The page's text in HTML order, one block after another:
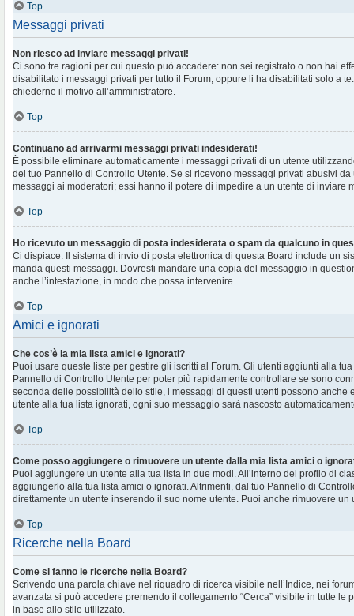
Top
Messaggi privati
Non riesco ad inviare messaggi privati!
Ci sono tre ragioni per cui questo può accadere: non sei registrato o non hai
disabilitato i messaggi privati per tutto il Forum, oppure li ha disabilitati solo a
chiederne il motivo all’amministratore.
Top
Continuano ad arrivarmi messaggi privati indesiderati!
È possibile eliminare automaticamente i messaggi privati ​​di un utente
del tuo Pannello di Controllo Utente. Se si ricevono messaggi privati ​​abusivi
messaggi ai moderatori; essi hanno il potere di impedire a un utente di inviare
Top
Ho ricevuto un messaggio di posta indesiderata o spam da qualcuno in
Ci dispiace. Il sistema di invio di posta elettronica di questa Board include un
manda questi messaggi. Dovresti mandare una copia del messaggio in
anche l’intestazione, in modo che possa intervenire.
Top
Amici e ignorati
Che cos’è la mia lista amici e ignorati?
Puoi usare queste liste per gestire gli iscritti al Forum. Gli utenti aggiunti alla
Pannello di Controllo Utente per poter più rapidamente controllare se sono
seconda delle possibilità dello stile, i messaggi di questi utenti possono anche
utente alla tua lista ignorati, ogni suo messaggio sarà nascosto
Top
Come posso aggiungere o rimuovere un utente dalla mia lista amici o
Puoi aggiungere un utente alla tua lista in due modi. All’interno del profilo di
aggiungerlo alla tua lista amici o ignorati. Altrimenti, dal tuo Pannello di
direttamente un utente inserendo il suo nome utente. Puoi anche rimuovere
Top
Ricerche nella Board
Come si fanno le ricerche nella Board?
Scrivendo una parola chiave nel riquadro di ricerca visibile nell’Indice, nei
avanzata si può accedere premendo il collegamento “Cerca” visibile in tutte le
in base allo stile utilizzato.